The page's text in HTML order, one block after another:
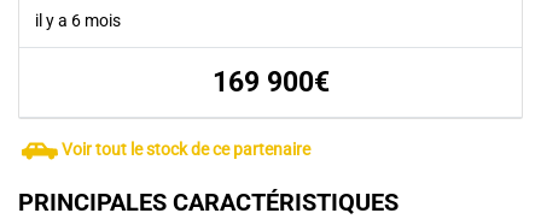
il y a 6 mois
169 900€
Voir tout le stock de ce partenaire
PRINCIPALES CARACTÉRISTIQUES